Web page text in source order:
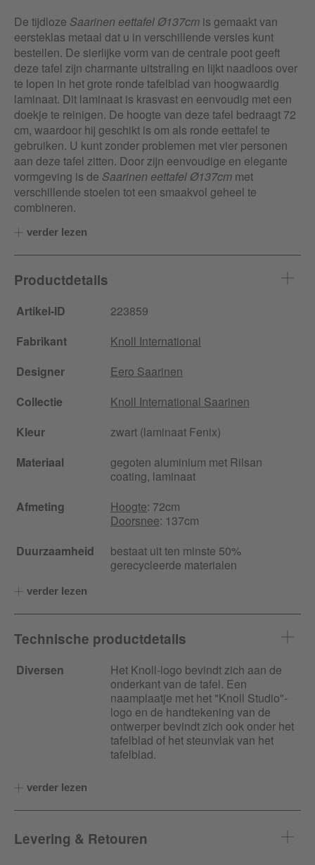
De tijdloze Saarinen eettafel Ø137cm is gemaakt van
eersteklas metaal dat u in verschillende versies kunt
bestellen. De sierlijke vorm van de centrale poot geeft
deze tafel zijn charmante uitstraling en lijkt naadloos over
te lopen in het grote ronde tafelblad van hoogwaardig
laminaat. Dit laminaat is krasvast en eenvoudig met een
doekje te reinigen. De hoogte van deze tafel bedraagt 72
cm, waardoor hij geschikt is om als ronde eettafel te
gebruiken. U kunt zonder problemen met vier personen
aan deze tafel zitten. Door zijn eenvoudige en elegante
vormgeving is de Saarinen eettafel Ø137cm met
verschillende stoelen tot een smaakvol geheel te
combineren.
verder lezen
Productdetails
Artikel-ID
223859
Fabrikant
Knoll International
Designer
Eero Saarinen
Collectie
Knoll International Saarinen
Kleur
zwart (laminaat Fenix)
Materiaal
gegoten aluminium met Rilsan
coating, laminaat
Afmeting
Hoogte: 72cm
Doorsnee: 137cm
Duurzaamheid
bestaat uit ten minste 50%
gerecycleerde materialen
verder lezen
Technische productdetails
Diversen
Het Knoll-logo bevindt zich aan de
onderkant van de tafel. Een
naamplaatje met het "Knoll Studio"-
logo en de handtekening van de
ontwerper bevindt zich ook onder het
tafelblad of het steunvlak van het
tafelblad.
verder lezen
Levering & Retouren